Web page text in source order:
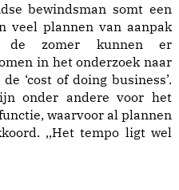
bewindsman somt een
veel plannen van aanpak
de zomer kunnen er
in het onderzoek naar
‘cost of doing business’.
onder andere voor het
waarvoor al plannen
,,Het tempo ligt wel